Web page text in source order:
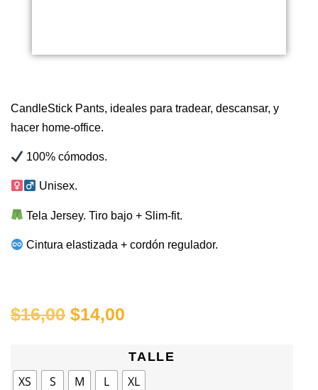
CandleStick Pants, ideales para tradear, descansar, y
hacer home-office.
100% cómodos.
Unisex.
Tela Jersey. Tiro bajo + Slim-fit.
Cintura elastizada + cordón regulador.
$16,00 $14,00
TALLE
XS S M L XL